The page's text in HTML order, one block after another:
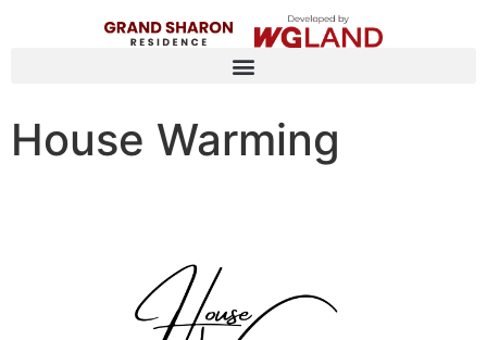
House Warming